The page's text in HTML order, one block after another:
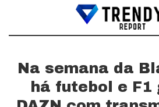
Na semana da
há futebol e